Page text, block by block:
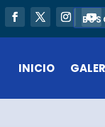
INICIO